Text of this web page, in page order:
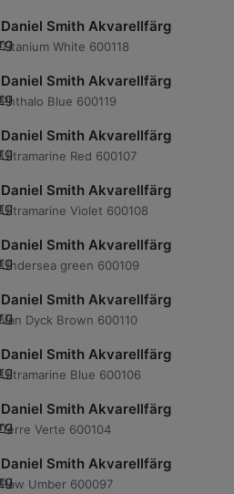
Daniel Smith Akvarellfärg
Titanium White 600118
Daniel Smith Akvarellfärg
Phthalo Blue 600119
Daniel Smith Akvarellfärg
Ultramarine Red 600107
Daniel Smith Akvarellfärg
Ultramarine Violet 600108
Daniel Smith Akvarellfärg
Undersea green 600109
Daniel Smith Akvarellfärg
Van Dyck Brown 600110
Daniel Smith Akvarellfärg
Ultramarine Blue 600106
Daniel Smith Akvarellfärg
Terre Verte 600104
Daniel Smith Akvarellfärg
Raw Umber 600097